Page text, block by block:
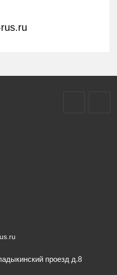
проезд д.8